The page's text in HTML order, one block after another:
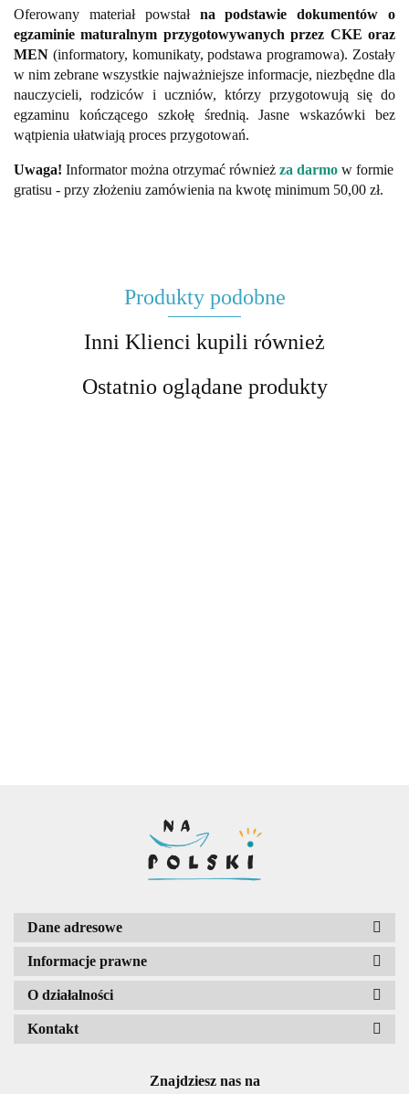
Oferowany materiał powstał na podstawie dokumentów o
egzaminie maturalnym przygotowywanych przez CKE oraz
MEN (informatory, komunikaty, podstawa programowa). Zostały
w nim zebrane wszystkie najważniejsze informacje, niezbędne dla
nauczycieli, rodziców i uczniów, którzy przygotowują się do
egzaminu kończącego szkołę średnią. Jasne wskazówki bez
wątpienia ułatwiają proces przygotowań.
Uwaga! Informator można otrzymać również za darmo w formie
gratisu - przy złożeniu zamówienia na kwotę minimum 50,00 zł.
Produkty podobne
Inni Klienci kupili również
Ostatnio oglądane produkty
Dane adresowe
Informacje prawne
O działalności
Kontakt
Znajdziesz nas na